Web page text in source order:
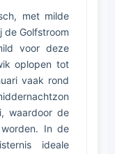
met milde
de Golfstroom
voor deze
oplopen tot
vaak rond
waardoor de
In de
ideale